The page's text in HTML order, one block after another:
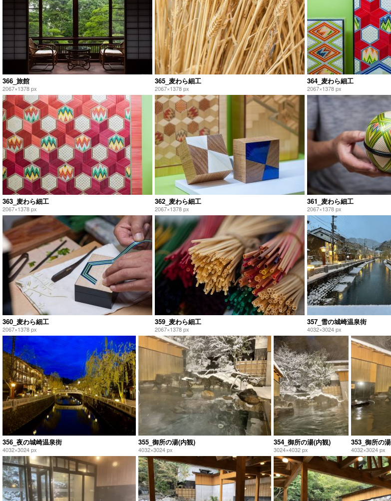
366_旅館
2067×1378 px
365_麦わら細工
2067×1378 px
364_麦わら細工
2067×1378 px
363_麦わら細工
2067×1378 px
362_麦わら細工
2067×1378 px
361_麦わら細工
2067×1378 px
360_麦わら細工
2067×1378 px
359_麦わら細工
2067×1378 px
357_雪の城崎温泉街
4032×3024 px
356_夜の城崎温泉街
4032×3024 px
355_御所の湯(内観)
4032×3024 px
354_御所の湯(内観)
3024×4032 px
353_御所の
4032×3024 px